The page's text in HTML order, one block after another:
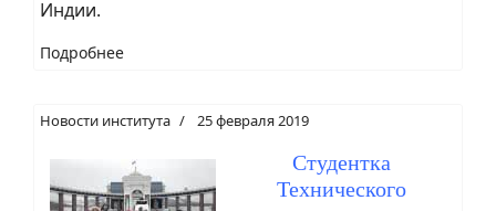
Индии.
Подробнее
Новости института 25 февраля 2019
Студентка
Технического